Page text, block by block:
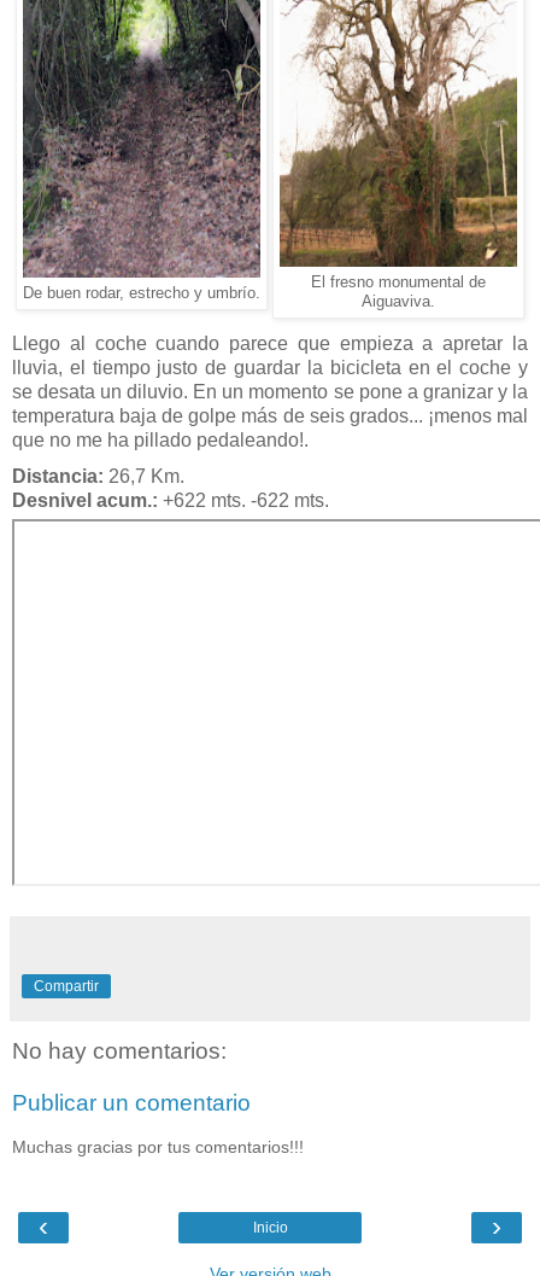
De buen rodar, estrecho y umbrío.
El fresno monumental de
Aiguaviva.
Llego al coche cuando parece que empieza a apretar la
lluvia, el tiempo justo de guardar la bicicleta en el coche y
se desata un diluvio. En un momento se pone a granizar y la
temperatura baja de golpe más de seis grados... ¡menos mal
que no me ha pillado pedaleando!.
Distancia: 26,7 Km.
Desnivel acum.: +622 mts. -622 mts.
Compartir
No hay comentarios:
Publicar un comentario
Muchas gracias por tus comentarios!!!
‹ ›
Inicio